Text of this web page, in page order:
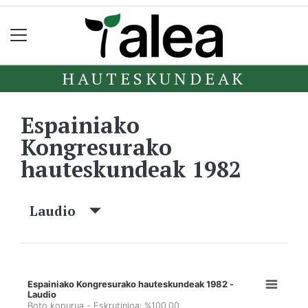
HAUTESKUNDEAK
Espainiako
Kongresurako
hauteskundeak 1982
Laudio
Espainiako Kongresurako hauteskundeak 1982 -
Laudio
Boto kopurua - Eskrutinioa: %100,00